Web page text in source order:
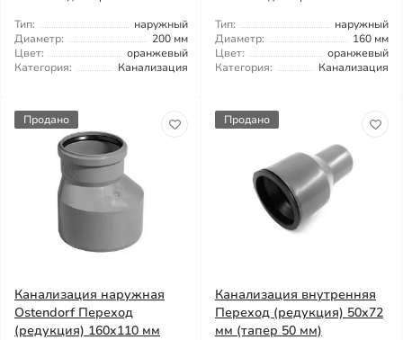
Тип:
наружный
Диаметр:
200 мм
Цвет:
оранжевый
Категория:
Канализация
Тип:
наружный
Диаметр:
160 мм
Цвет:
оранжевый
Категория:
Канализация
Продано
Канализация наружная
Ostendorf Переход
(редукция) 160x110 мм
Продано
Канализация внутренняя
Переход (редукция) 50x72
мм (тапер 50 мм)